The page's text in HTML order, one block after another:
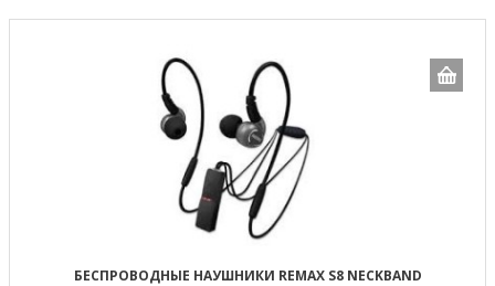
БЕСПРОВОДНЫЕ НАУШНИКИ REMAX S8 NECKBAND